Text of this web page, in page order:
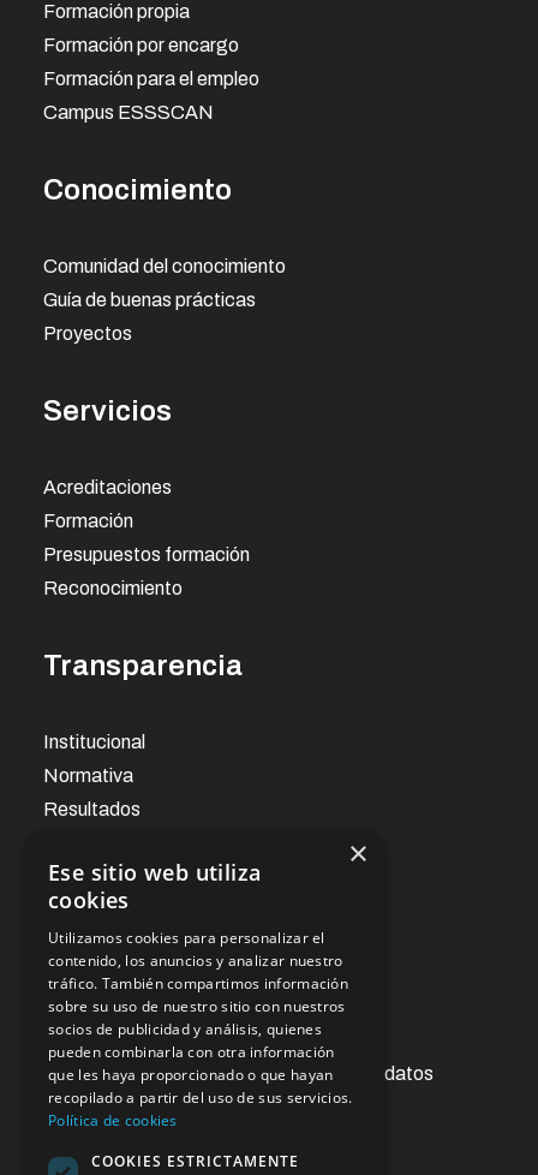
Formación propia
Formación por encargo
Formación para el empleo
Campus ESSSCAN
Conocimiento
Comunidad del conocimiento
Guía de buenas prácticas
Proyectos
Servicios
Acreditaciones
Formación
Presupuestos formación
Reconocimiento
Transparencia
Institucional
Normativa
Resultados
Noticias
Oficina virtual
Acceso a la información pública
Ejercicios de derechos de protección de datos
Contacto
×
Ese sitio web utiliza
cookies
Utilizamos cookies para personalizar el
contenido, los anuncios y analizar nuestro
tráfico. También compartimos información
sobre su uso de nuestro sitio con nuestros
socios de publicidad y análisis, quienes
pueden combinarla con otra información
que les haya proporcionado o que hayan
recopilado a partir del uso de sus servicios.
Política de cookies
COOKIES ESTRICTAMENTE